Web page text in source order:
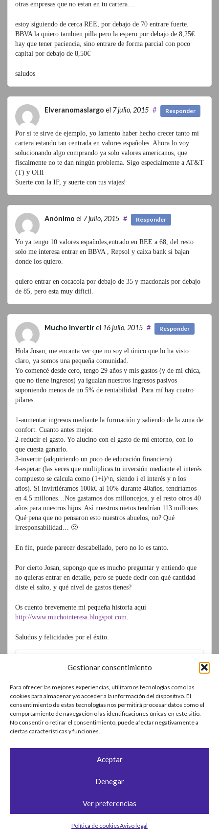
Gestionar consentimiento
Para ofrecer las mejores experiencias, utilizamos tecnologías como las
cookies para almacenar y/o acceder a la información del dispositivo. El
consentimiento de estas tecnologías nos permitirá procesar datos como el
comportamiento de navegación o las identificaciones únicas en este sitio.
No consentir o retirar el consentimiento, puede afectar negativamente a
ciertas características y funciones.
Aceptar
Denegar
Ver preferencias
Política de cookiesAviso legal
otras empresas que no estan en tu cartera…
estoy siguiendo de cerca REE, por debajo de 70 entrare fuerte.
BBVA la quiero tambien pilla pero la espero por debajo de 8,25€
hay que tener paciencia, sino entrare de forma parcial con poco
capital por debajo de 8,50€
saludos
Elveranomaslargo el 7 julio, 2015 # Responder
Por si te sirve de ejemplo, yo lamento haber hecho crecer tanto mi
cartera estando tan centrada en valores españoles. Ahora lo voy
solucionando algo comprando ya solo valores americanos, que
fiscalmente no te dan ningún problema. Sigo especialmente a AT&T
(T) y OHI
Suerte con la IF, y suerte con tus viajes!
Anónimo el 7 julio, 2015 # Responder
Yo ya tengo 10 valores españoles,entrado en REE a 68, del resto
solo me interesa entrar en BBVA , Repsol y caixa bank si bajan
donde los quiero.
quiero entrar en cocacola por debajo de 35 y macdonals por debajo
de 85, pero esta muy dificil.
Mucho Invertirel 16 julio, 2015 # Responder
Hola Josan, me encanta ver que no soy el único que lo ha visto
claro, ya somos una pequeña comunidad.
Yo comencé desde cero, tengo 29 años y mis gastos (y de mi chica,
que no tiene ingresos) ya igualan nuestros ingresos pasivos
suponiendo menos de un 5% de rentabilidad. Para mí hay cuatro
pilares:
1-aumentar ingresos mediante la formación y saliendo de la zona de
confort. Cuanto antes mejor.
2-reducir el gasto. Yo alucino con el gasto de mi entorno, con lo
que cuesta ganarlo.
3-invertir (adquiriendo un poco de educación financiera)
4-esperar (las veces que multiplicas tu inversión mediante el interés
compuesto se calcula como (1+i)^n, siendo i el interés y n los
años). Si invirtiéramos 100k€ al 10% durante 40años, tendríamos
en 4.5 millones…Nos gastamos dos milloncejos, y el resto otros 40
años para nuestros hijos. Así nuestros nietos tendrían 113 millones.
Qué pena que no pensaron esto nuestros abuelos, no? Qué
irresponsabilidad… 🙂
En fin, puede parecer descabellado, pero no lo es tanto.
Por cierto Josan, supongo que es mucho preguntar y entiendo que
no quieras entrar en detalle, pero se puede decir con qué cantidad
diste el salto, y qué nivel de gastos tienes?
Os cuento brevemente mi pequeña historia aquí
http://www.muchointeresa.blogspot.com.
Saludos y felicidades por el éxito.
Anónimo el 7 agosto, 2015
Enhorabuena, si ya cubres tus gastos ya lo tienes ahí!
Como cuento en la entrada, a raíz de reestructurar mi
patrimonio, vender mi casa y pasarlo casi todo a acciones, así
como el empujón que supuso la idemnización y el ahorro de
los últimos años; mis ingresos superaron con creces mi nivel
el salto, justo para cuando pedí la ecedencia.
25 julio, 2015 # Responder